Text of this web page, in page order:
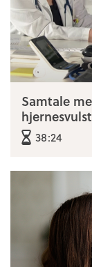
Samtale
hjernesvulst
38:24